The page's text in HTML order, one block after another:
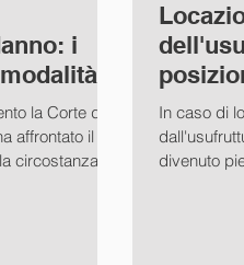
i
Pen.
la Corte di
affrontato il
circostanza
Civ.
In caso di
divenuto